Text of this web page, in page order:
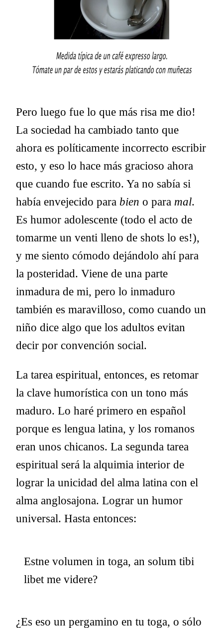
Pero luego fue lo que más risa me dio!
La sociedad ha cambiado tanto que
ahora es políticamente incorrecto escribir
esto, y eso lo hace más gracioso ahora
que cuando fue escrito. Ya no sabía si
había envejecido para bien o para mal.
Es humor adolescente (todo el acto de
tomarme un venti lleno de shots lo es!),
y me siento cómodo dejándolo ahí para
la posteridad. Viene de una parte
inmadura de mi, pero lo inmaduro
también es maravilloso, como cuando un
niño dice algo que los adultos evitan
decir por convención social.
La tarea espiritual, entonces, es retomar
la clave humorística con un tono más
maduro. Lo haré primero en español
porque es lengua latina, y los romanos
eran unos chicanos. La segunda tarea
espiritual será la alquimia interior de
lograr la unicidad del alma latina con el
alma anglosajona. Lograr un humor
universal. Hasta entonces:
Estne volumen in toga, an solum tibi
libet me videre?
¿Es eso un pergamino en tu toga, o sólo